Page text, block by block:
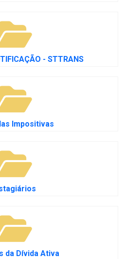
- STTRANS
Impositivas
da Dívida Ativa